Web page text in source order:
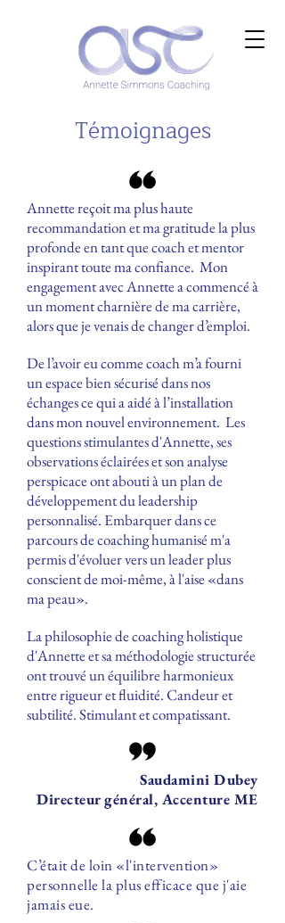
Témoignages
Annette reçoit ma plus haute
recommandation et ma gratitude la plus
profonde en tant que coach et mentor
inspirant toute ma confiance. Mon
engagement avec Annette a commencé à
un moment charnière de ma carrière,
alors que je venais de changer d’emploi.
De l’avoir eu comme coach m’a fourni
un espace bien sécurisé dans nos
échanges ce qui a aidé à l’installation
dans mon nouvel environnement. Les
questions stimulantes d'Annette, ses
observations éclairées et son analyse
perspicace ont abouti à un plan de
développement du leadership
personnalisé. Embarquer dans ce
parcours de coaching humanisé m'a
permis d'évoluer vers un leader plus
conscient de moi-même, à l'aise «dans
ma peau».
La philosophie de coaching holistique
d'Annette et sa méthodologie structurée
ont trouvé un équilibre harmonieux
entre rigueur et fluidité. Candeur et
subtilité. Stimulant et compatissant.
Saudamini Dubey
Directeur général, Accenture ME
C’était de loin «l'intervention»
personnelle la plus efficace que j'aie
jamais eue.